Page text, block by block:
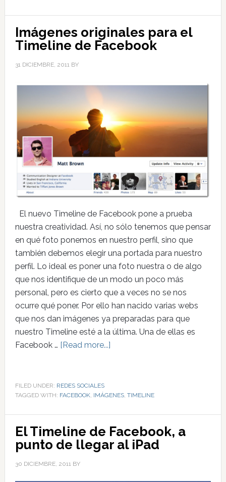
Imágenes originales para el
Timeline de Facebook
31 DICIEMBRE, 2011BY
El nuevo Timeline de Facebook pone a prueba
nuestra creatividad. Así, no sólo tenemos que pensar
en qué foto ponemos en nuestro perfil, sino que
también debemos elegir una portada para nuestro
perfil. Lo ideal es poner una foto nuestra o de algo
que nos identifique de un modo un poco más
personal, pero es cierto que a veces no se nos
ocurre qué poner. Por ello han nacido varias webs
que nos dan imágenes ya preparadas para que
nuestro Timeline esté a la última. Una de ellas es
Facebook … [Read more...]
FILED UNDER: REDES SOCIALES
TAGGED WITH: FACEBOOK, IMÁGENES, TIMELINE
El Timeline de Facebook, a
punto de llegar al iPad
30 DICIEMBRE, 2011 BY